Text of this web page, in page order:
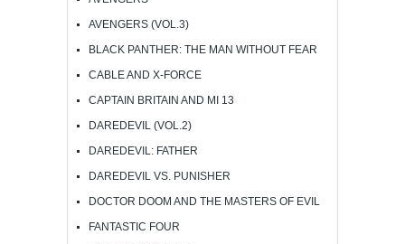
AVENGERS (VOL.3)
BLACK PANTHER: THE MAN WITHOUT FEAR
CABLE AND X-FORCE
CAPTAIN BRITAIN AND MI 13
DAREDEVIL (VOL.2)
DAREDEVIL: FATHER
DAREDEVIL VS. PUNISHER
DOCTOR DOOM AND THE MASTERS OF EVIL
FANTASTIC FOUR